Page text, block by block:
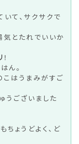
て、サクサクで
気とたれでいいか
！
ん。
こはうまみがすご
うございました
ちょうどよく、ど